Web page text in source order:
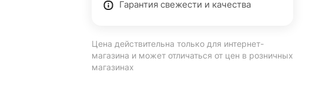
Гарантия свежести и качества
Цена действительна только для интернет-
магазина и может отличаться от цен в розничных
магазинах